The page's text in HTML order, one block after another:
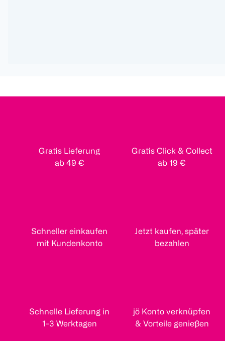
Gratis Lieferung
ab 49 €
Gratis Click & Collect
ab 19 €
Schneller einkaufen
mit Kundenkonto
Jetzt kaufen, später
bezahlen
Schnelle Lieferung in
1-3 Werktagen
jö Konto verknüpfen
& Vorteile genießen